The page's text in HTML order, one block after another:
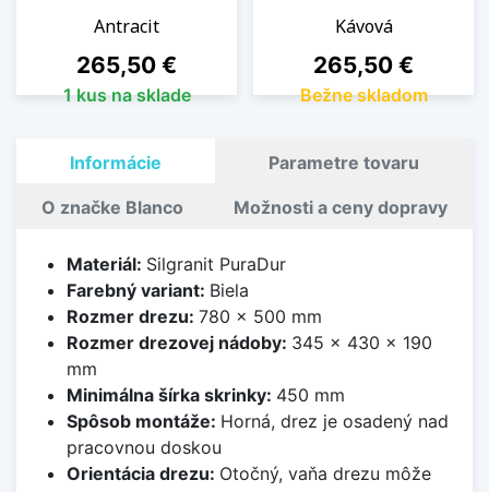
Antracit
Cena
265,50 €
1 kus na sklade
Kávová
Cena
265,50 €
Bežne skladom
Informácie Parametre tovaru
O značke Blanco Možnosti a ceny dopravy
Materiál: Silgranit PuraDur
Farebný variant: Biela
Rozmer drezu: 780 x 500 mm
Rozmer drezovej nádoby: 345 x 430 x 190
mm
Minimálna šírka skrinky: 450 mm
Spôsob montáže: Horná, drez je osadený nad
pracovnou doskou
Orientácia drezu: Otočný, vaňa drezu môže